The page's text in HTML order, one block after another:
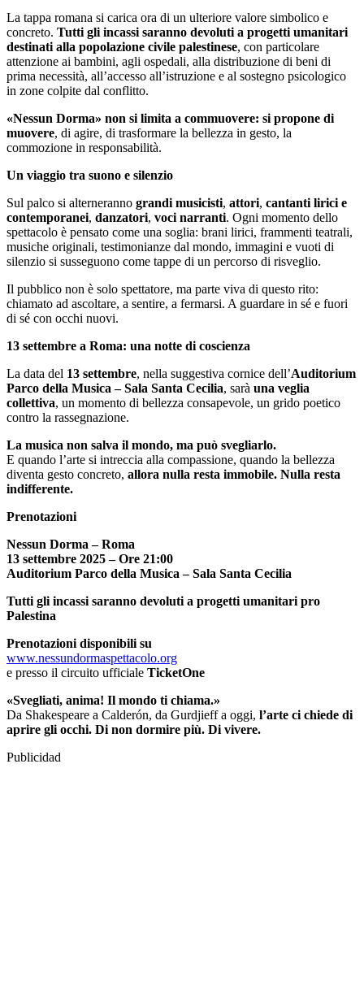
La tappa romana si carica ora di un ulteriore valore simbolico e
concreto. Tutti gli incassi saranno devoluti a progetti umanitari
destinati alla popolazione civile palestinese, con particolare
attenzione ai bambini, agli ospedali, alla distribuzione di beni di
prima necessità, all’accesso all’istruzione e al sostegno psicologico
in zone colpite dal conflitto.
«Nessun Dorma» non si limita a commuovere: si propone di
muovere, di agire, di trasformare la bellezza in gesto, la
commozione in responsabilità.
Un viaggio tra suono e silenzio
Sul palco si alterneranno grandi musicisti, attori, cantanti lirici e
contemporanei, danzatori, voci narranti. Ogni momento dello
spettacolo è pensato come una soglia: brani lirici, frammenti teatrali,
musiche originali, testimonianze dal mondo, immagini e vuoti di
silenzio si susseguono come tappe di un percorso di risveglio.
Il pubblico non è solo spettatore, ma parte viva di questo rito:
chiamato ad ascoltare, a sentire, a fermarsi. A guardare in sé e fuori
di sé con occhi nuovi.
13 settembre a Roma: una notte di coscienza
La data del 13 settembre, nella suggestiva cornice dell’Auditorium
Parco della Musica – Sala Santa Cecilia, sarà una veglia
collettiva, un momento di bellezza consapevole, un grido poetico
contro la rassegnazione.
La musica non salva il mondo, ma può svegliarlo.
E quando l’arte si intreccia alla compassione, quando la bellezza
diventa gesto concreto, allora nulla resta immobile. Nulla resta
indifferente.
Prenotazioni
Nessun Dorma – Roma
13 settembre 2025 – Ore 21:00
Auditorium Parco della Musica – Sala Santa Cecilia
Tutti gli incassi saranno devoluti a progetti umanitari pro
Palestina
Prenotazioni disponibili su
www.nessundormaspettacolo.org
e presso il circuito ufficiale TicketOne
«Svegliati, anima! Il mondo ti chiama.»
Da Shakespeare a Calderón, da Gurdjieff a oggi, l’arte ci chiede di
aprire gli occhi. Di non dormire più. Di vivere.
Publicidad